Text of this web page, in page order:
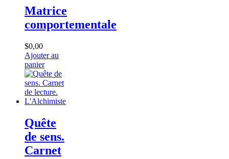
Matrice
comportementale
$0,00
Ajouter au
panier
Quête
de sens.
Carnet